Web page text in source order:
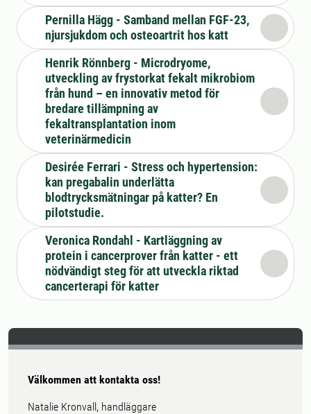
Pernilla Hägg - Samband mellan FGF-23,
njursjukdom och osteoartrit hos katt
Henrik Rönnberg - Microdryome,
utveckling av frystorkat fekalt mikrobiom
från hund – en innovativ metod för
bredare tillämpning av
fekaltransplantation inom
veterinärmedicin
Desirée Ferrari - Stress och hypertension:
kan pregabalin underlätta
blodtrycksmätningar på katter? En
pilotstudie.
Veronica Rondahl - Kartläggning av
protein i cancerprover från katter - ett
nödvändigt steg för att utveckla riktad
cancerterapi för katter
Välkommen att kontakta oss!
Natalie Kronvall, handläggare